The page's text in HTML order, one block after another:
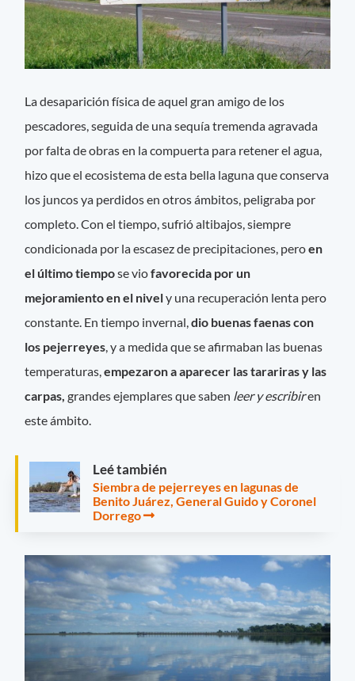
La desaparición física de aquel gran amigo de los
pescadores, seguida de una sequía tremenda agravada
por falta de obras en la compuerta para retener el agua,
hizo que el ecosistema de esta bella laguna que conserva
los juncos ya perdidos en otros ámbitos, peligraba por
completo. Con el tiempo, sufrió altibajos, siempre
condicionada por la escasez de precipitaciones, peroen
el último tiempose viofavorecida por un
mejoramiento en el nively una recuperación lenta pero
constante. En tiempo invernal,dio buenas faenas con
los pejerreyes , y a medida que se afirmaban las buenas
temperaturas,empezaron a aparecer las tarariras y las
carpas, grandes ejemplares que saben leer y escribiren
este ámbito.
Leé también
Siembra de pejerreyes en lagunas de
Benito Juárez, General Guido y Coronel
Dorrego